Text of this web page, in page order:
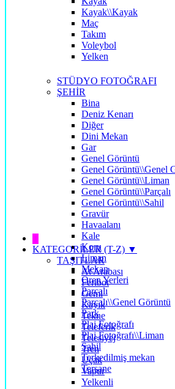
Kayak\\Kayak
Maç
Takım
Voleybol
Yelken
STÜDYO FOTOĞRAFI
ŞEHİR
Bina
Deniz Kenarı
Diğer
Dini Mekan
Gar
Genel Görüntü
Genel Görüntü\\Genel
Genel Görüntü\\Liman
Genel Görüntü\\Parçalı
Genel Görüntü\\Sahil
Gravür
Havaalanı
Kale
Koru
Liman
Mekan
Ören Yerleri
Parçalı
Parçalı\\Genel Görüntü
Park
Plaj Fotoğrafı
Plaj Fotoğrafı\\Liman
Sahil
Terkedilmiş mekan
Tersane
KATEGORİLER (T-Z) ▼
TAŞITLAR
At Arabası
Feribot
Gemi
Kayık
Tekne
Teleferik
Telesiyej
Tren
Uçak
Vapur
Yelkenli